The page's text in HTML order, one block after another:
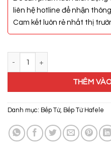
liên hệ hotline để nhận
Cam kết luôn rẻ nhất thị
THÊM
Danh mục: Bếp Từ, Bếp Từ Hafele